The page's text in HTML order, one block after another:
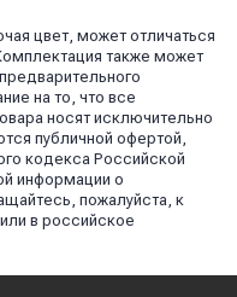
цвет, может отличаться
также может
на то, что все
носят исключительно
публичной офертой,
кодекса Российской
информации о
пожалуйста, к
в российское